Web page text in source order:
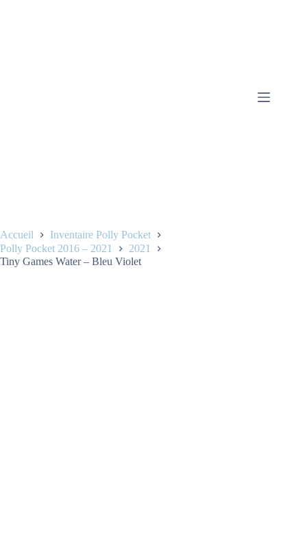
Accueil
Inventaire Polly Pocket
Polly Pocket 2016 – 2021
2021
Tiny Games Water – Bleu Violet